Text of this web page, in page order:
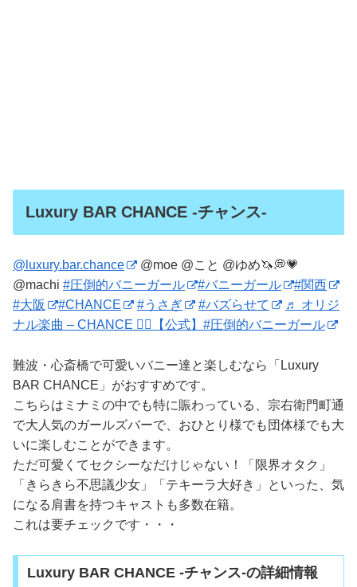
Luxury BAR CHANCE -チャンス-
@luxury.bar.chance
@moe @こと @ゆめ🦄💭💗
@machi #圧倒的バニーガール #バニーガール
#関西
#大阪
#CHANCE #うさぎ #バズらせて
♬ オリジ
ナル楽曲 – CHANCE 👯‍♀️【公式】#圧倒的バニーガール
難波・心斎橋で可愛いバニー達と楽しむなら「Luxury
BAR CHANCE」がおすすめです。
こちらはミナミの中でも特に賑わっている、宗右衛門町通
で大人気のガールズバーで、おひとり様でも団体様でも大
いに楽しむことができます。
ただ可愛くてセクシーなだけじゃない！「限界オタク」
「きらきら不思議少女」「テキーラ大好き」といった、気
になる肩書を持つキャストも多数在籍。
これは要チェックです・・・
Luxury BAR CHANCE -チャンス-の詳細情報